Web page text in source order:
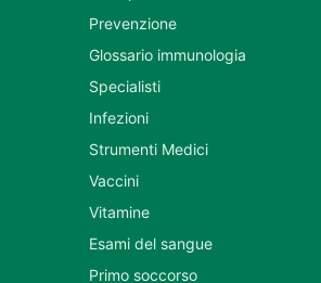
Prevenzione
Glossario immunologia
Specialisti
Infezioni
Strumenti Medici
Vaccini
Vitamine
Esami del sangue
Primo soccorso